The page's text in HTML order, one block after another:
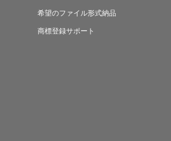
希望のファイル形式納品
商標登録サポート